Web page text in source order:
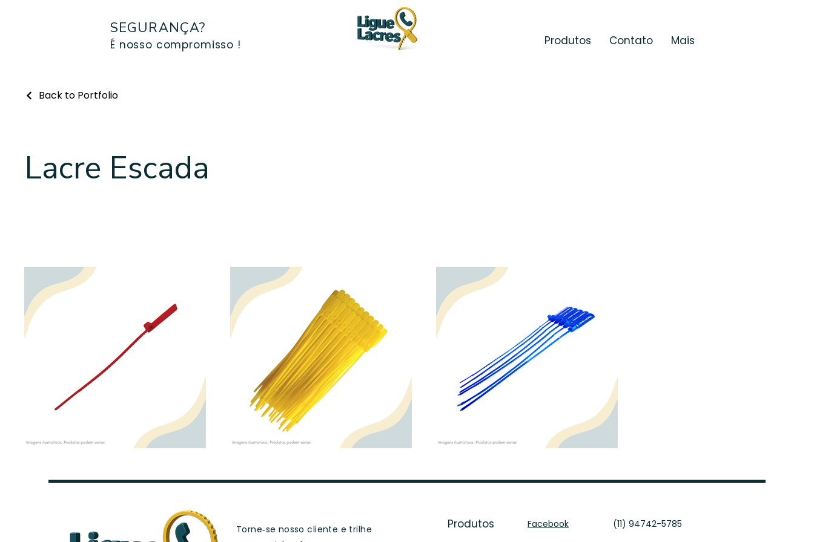
SEGURANÇA?
É nosso compromisso ! Produtos Contato Mais
Back to Portfolio
Lacre Escada
Torne‑se nosso cliente e trilhe
Produtos Facebook (11) 94742-5785